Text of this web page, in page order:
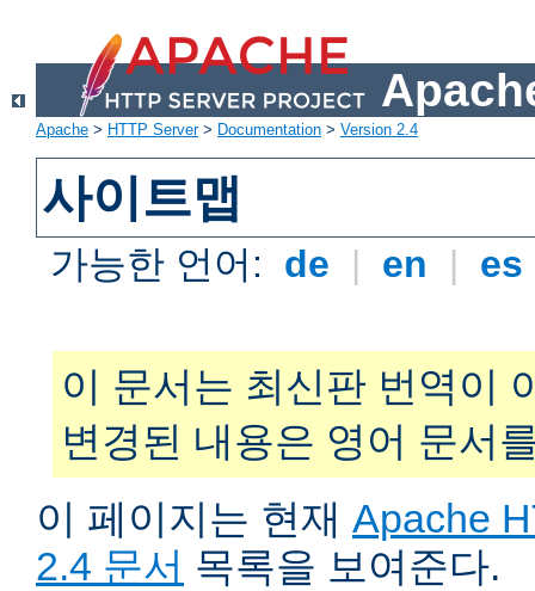
Apache > HTTP Server> Documentation > Version 2.4
사이트맵
가능한 언어: de | en | es
이 문서는 최신판 번역이
변경된 내용은 영어 문서
이 페이지는 현재 Apache
2.4 문서 목록을 보여준다.